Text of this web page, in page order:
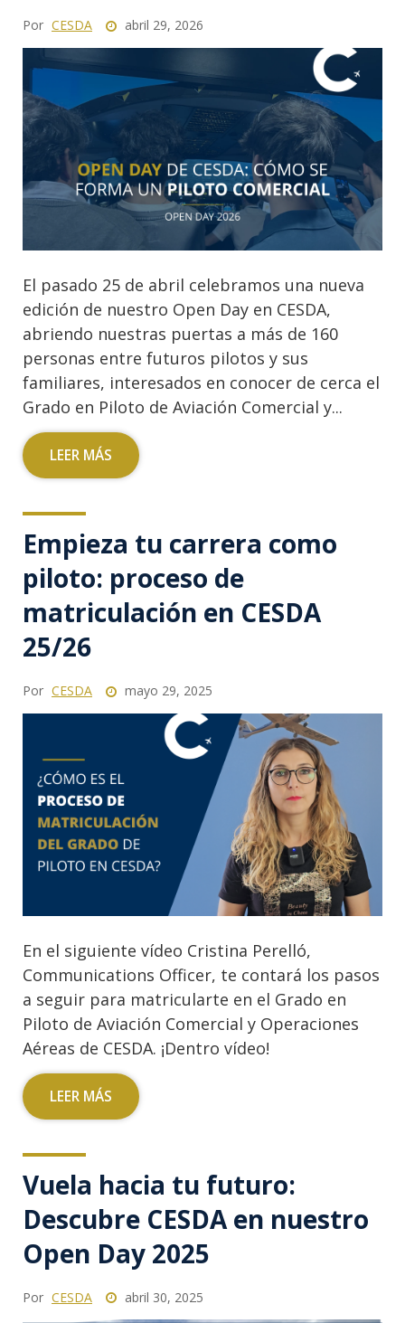
Por CESDA abril 29, 2026
El pasado 25 de abril celebramos una nueva
edición de nuestro Open Day en CESDA,
abriendo nuestras puertas a más de 160
personas entre futuros pilotos y sus
familiares, interesados en conocer de cerca el
Grado en Piloto de Aviación Comercial y...
LEER MÁS
Empieza tu carrera como
piloto: proceso de
matriculación en CESDA
25/26
Por CESDA mayo 29, 2025
En el siguiente vídeo Cristina Perelló,
Communications Officer, te contará los pasos
a seguir para matricularte en el Grado en
Piloto de Aviación Comercial y Operaciones
Aéreas de CESDA. ¡Dentro vídeo!
LEER MÁS
Vuela hacia tu futuro:
Descubre CESDA en nuestro
Open Day 2025
Por CESDA abril 30, 2025